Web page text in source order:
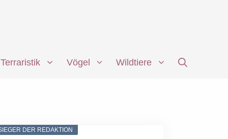
Terraristik Vögel Wildtiere
DER REDAKTION